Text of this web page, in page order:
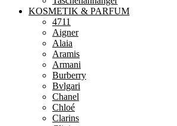
KOSMETIK & PARFUM
4711
Aigner
Alaia
Aramis
Armani
Burberry
Bvlgari
Chanel
Chloé
Clarins